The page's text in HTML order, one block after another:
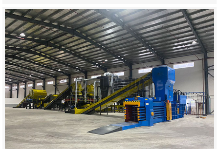
有
限
公
司
豫
ICP
备
19020390
号-1